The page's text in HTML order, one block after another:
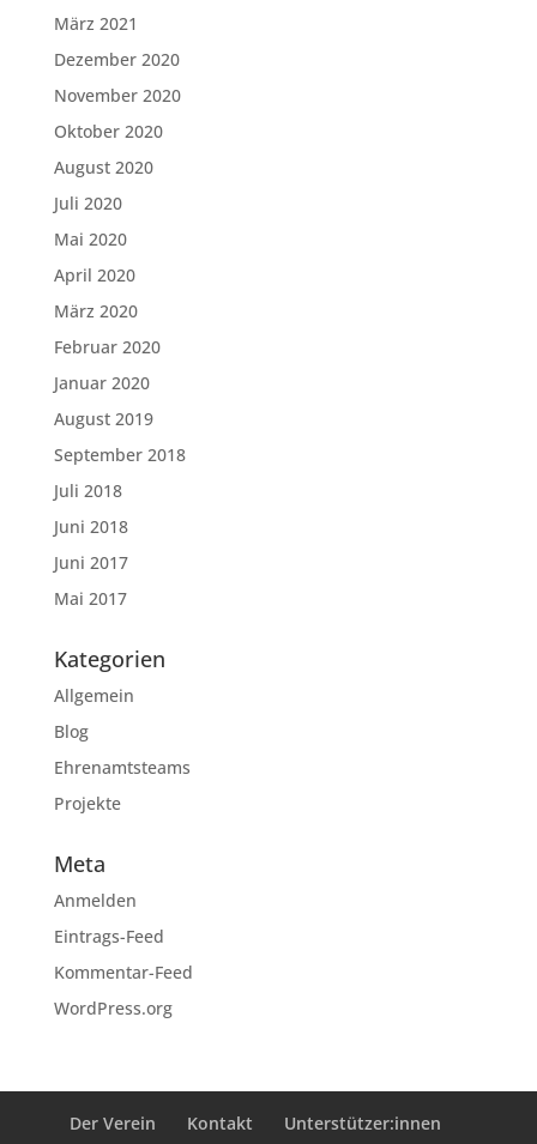
März 2021
Dezember 2020
November 2020
Oktober 2020
August 2020
Juli 2020
Mai 2020
April 2020
März 2020
Februar 2020
Januar 2020
August 2019
September 2018
Juli 2018
Juni 2018
Juni 2017
Mai 2017
Kategorien
Allgemein
Blog
Ehrenamtsteams
Projekte
Meta
Anmelden
Eintrags-Feed
Kommentar-Feed
WordPress.org
Der Verein Kontakt
Unterstützer:innen